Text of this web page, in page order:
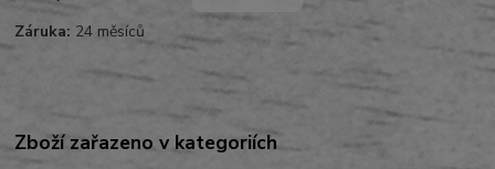
Záruka: 24 měsíců
Zboží zařazeno v kategoriích